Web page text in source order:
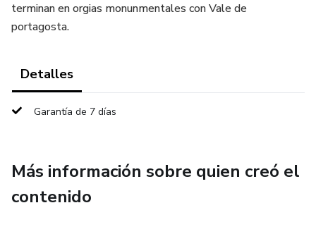
terminan en orgias monunmentales con Vale de
portagosta.
Detalles
Garantía de 7 días
Más información sobre quien creó el
contenido